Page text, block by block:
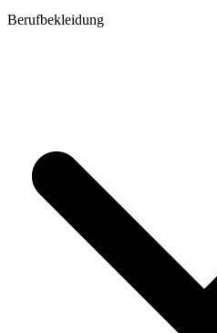
Berufbekleidung